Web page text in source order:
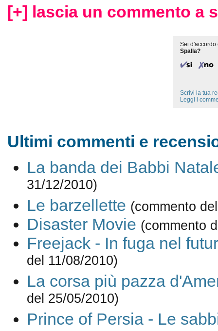
[+] lascia un commento a
Sei d'accordo
Spalla?
Scrivi la tua
Leggi i
Ultimi commenti e
La banda dei Babbi
31/12/2010)
Le barzellette (commento
Disaster Movie (commento
Freejack - In fuga nel
del 11/08/2010)
La corsa più pazza
del 25/05/2010)
Prince of Persia - Le